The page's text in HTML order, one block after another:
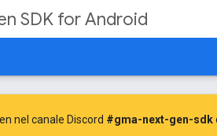
SDK for Android
nel canale Discord #gma-next-gen-sdk